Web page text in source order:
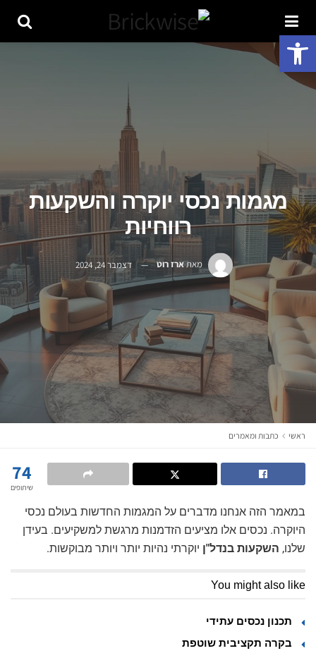
מגמות נכסי יוקרה והשקעות
רווחיות
מאתארז רוט דצמבר 24, 2024
ראשי כתבות ומאמרים
74
שיתופים
במאמר הזה אנחנו מדברים על המגמות החדשות בעולם נכסי
היוקרה. נכסים אלו מציעים הזדמנות מרגשת למשקיעים. בעידן
שלנו, השקעות בנדל"ן יוקרתי נהיות יותר ויותר מבוקשות.
You might also like
תכנון נכסים עתידי
בקרה תקציבית שוטפת
פתח סרגל נגישות